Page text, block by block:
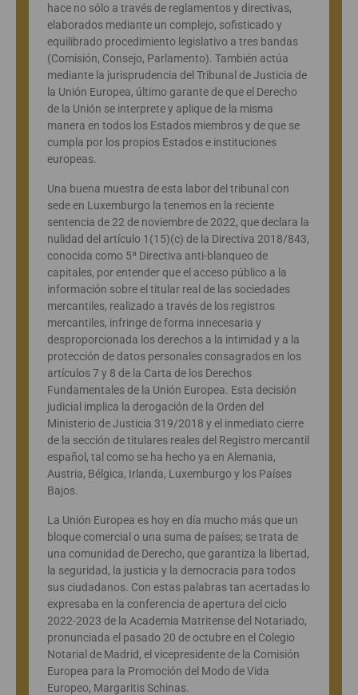
hace no sólo a través de reglamentos y directivas,
elaborados mediante un complejo, sofisticado y
equilibrado procedimiento legislativo a tres bandas
(Comisión, Consejo, Parlamento). También actúa
mediante la jurisprudencia del Tribunal de Justicia de
la Unión Europea, último garante de que el Derecho
de la Unión se interprete y aplique de la misma
manera en todos los Estados miembros y de que se
cumpla por los propios Estados e instituciones
europeas.
Una buena muestra de esta labor del tribunal con
sede en Luxemburgo la tenemos en la reciente
sentencia de 22 de noviembre de 2022, que declara la
nulidad del artículo 1(15)(c) de la Directiva 2018/843,
conocida como 5ª Directiva anti-blanqueo de
capitales, por entender que el acceso público a la
información sobre el titular real de las sociedades
mercantiles, realizado a través de los registros
mercantiles, infringe de forma innecesaria y
desproporcionada los derechos a la intimidad y a la
protección de datos personales consagrados en los
artículos 7 y 8 de la Carta de los Derechos
Fundamentales de la Unión Europea. Esta decisión
judicial implica la derogación de la Orden del
Ministerio de Justicia 319/2018 y el inmediato cierre
de la sección de titulares reales del Registro mercantil
español, tal como se ha hecho ya en Alemania,
Austria, Bélgica, Irlanda, Luxemburgo y los Países
Bajos.
La Unión Europea es hoy en día mucho más que un
bloque comercial o una suma de países; se trata de
una comunidad de Derecho, que garantiza la libertad,
la seguridad, la justicia y la democracia para todos
sus ciudadanos. Con estas palabras tan acertadas lo
expresaba en la conferencia de apertura del ciclo
2022-2023 de la Academia Matritense del Notariado,
pronunciada el pasado 20 de octubre en el Colegio
Notarial de Madrid, el vicepresidente de la Comisión
Europea para la Promoción del Modo de Vida
Europeo, Margaritis Schinas.